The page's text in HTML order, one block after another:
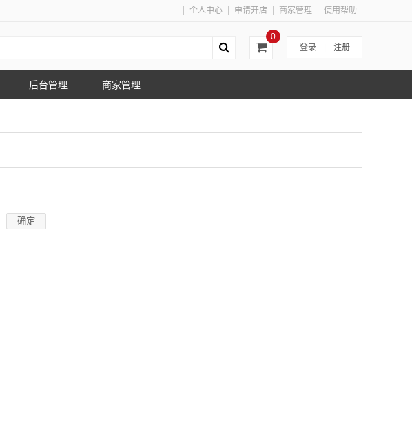
个人中心 申请开店 商家管理 使用帮助
登录 注册
0
后台管理 商家管理
确定